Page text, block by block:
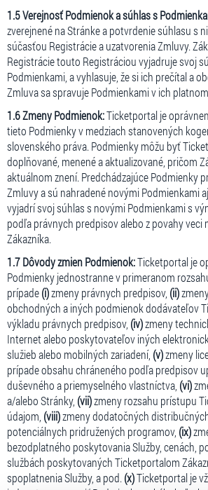
1.5 Verejnosť Podmienok a súhlas s
zverejnené na Stránke a potvrdenie súhlasu s
súčasťou Registrácie a uzatvorenia Zmluvy.
Registrácie touto Registráciou vyjadruje svoj
Podmienkami, a vyhlasuje, že si ich prečítal a
Zmluva sa spravuje Podmienkami v ich
1.6 Zmeny Podmienok:Ticketportal je
tieto Podmienky v medziach stanovených
slovenského práva. Podmienky môžu byť
doplňované, menené a aktualizované, pričom
aktuálnom znení. Predchádzajúce Podmienky
Zmluvy a sú nahradené novými Podmienkami
vyjadrí svoj súhlas s novými Podmienkami s
podľa právnych predpisov alebo z povahy veci
Zákazníka.
1.7 Dôvody zmien Podmienok:Ticketportal je
Podmienky jednostranne v primeranom
prípade(i)zmeny právnych predpisov, (ii)
obchodných a iných podmienok dodávateľov
výkladu právnych predpisov, (iv)zmeny
Internet alebo poskytovateľov iných
služieb alebo mobilných zariadení, (v)zmeny
prípade obsahu chráneného podľa predpisov
duševného a priemyselného vlastníctva, (vi)
a/alebo Stránky, (vii)zmeny rozsahu prístupu
údajom, (viii)zmeny dodatočných
potenciálnych pridružených programov, (ix)
bezodplatného poskytovania Služby, cenách,
službách poskytovaných Ticketportalom
spoplatnenia Služby, a pod. (x)Ticketportal je